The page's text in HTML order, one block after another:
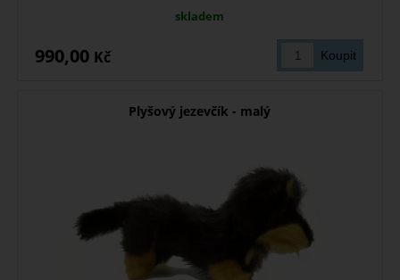
skladem
990,00 Kč
Plyšový jezevčík - malý